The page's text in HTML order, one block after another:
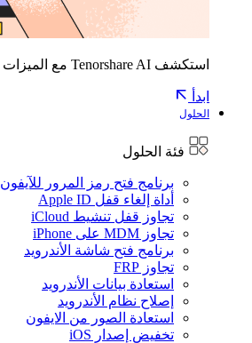
استكشف Tenorshare AI مع الميزات الجديدة المذهلة
ابدأ
الحلول
فئة الحلول
برنامج فتح رمز المرور للآيفون
أداة إلغاء قفل Apple ID
تجاوز قفل تنشيط iCloud
تجاوز MDM على iPhone
برنامج فتح شاشة الأندرويد
تجاوز FRP
استعادة بيانات الأندرويد
إصلاح نظام الأندرويد
استعادة الصور من الايفون
تخفيض إصدار iOS